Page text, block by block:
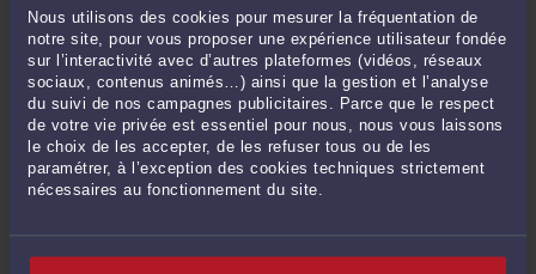
Nous utilisons des cookies pour mesurer la fréquentation de
notre site, pour vous proposer une expérience utilisateur fondée
sur l’interactivité avec d’autres plateformes (vidéos, réseaux
sociaux, contenus animés…) ainsi que la gestion et l’analyse
du suivi de nos campagnes publicitaires. Parce que le respect
de votre vie privée est essentiel pour nous, nous vous laissons
le choix de les accepter, de les refuser tous ou de les
paramétrer, à l’exception des cookies techniques strictement
nécessaires au fonctionnement du site.
CONSULTER PAR VIDÉO
CONSULTER PAR TÉLÉPHONE